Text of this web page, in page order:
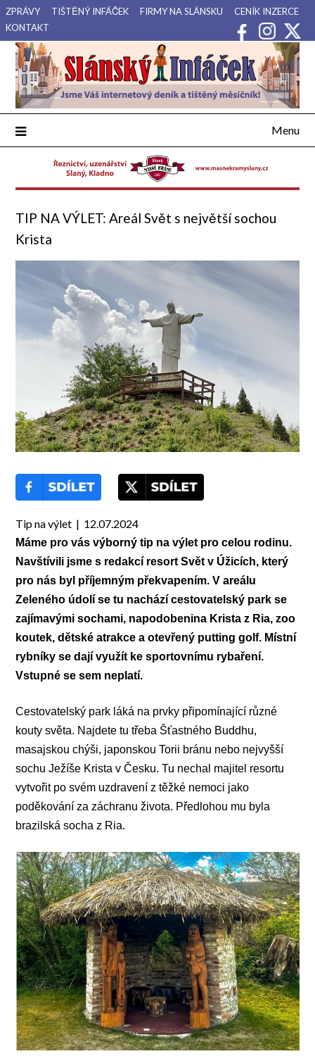
Přejdi
na
obsah
ZPRÁVY TIŠTĚNÝ INFÁČEK FIRMY NA SLÁNSKU
CENÍK INZERCE
KONTAKT
Slánský Infáček
Váš internetový deník a tištěný měsíčník pro Slánsko, Kladensko
a Lounsko.
Menu
TIP NA VÝLET: Areál Svět s největší sochou
Krista
Tip na výlet | 12.07.2024
Máme pro vás výborný tip na výlet pro celou rodinu.
Navštívili jsme s redakcí resort Svět v Úžicích, který
pro nás byl příjemným překvapením. V areálu
Zeleného údolíse tu nachází cestovatelský park se
zajímavými sochami, napodobenina Krista z Ria, zoo
koutek, dětské atrakce a otevřený putting golf. Místní
rybníky se dají využít ke sportovnímu rybaření.
Vstupné se sem neplatí.
Cestovatelský park láká na prvky připomínající různé
kouty světa. Najdete tu třeba Šťastného Buddhu,
masajskou chýši, japonskou Torii bránu nebo nejvyšší
sochu Ježíše Krista v Česku. Tu nechal majitel resortu
vytvořit po svém uzdravení z těžké nemoci jako
poděkování za záchranu života. Předlohou mu byla
brazilská socha z Ria.